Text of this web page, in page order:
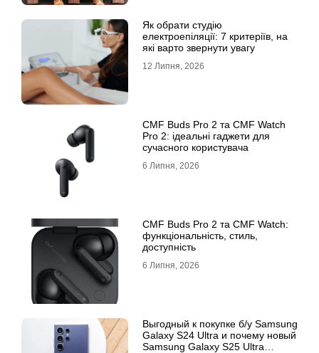
Як обрати студію
електроепіляції: 7 критеріїв, на
які варто звернути увагу
12 Липня, 2026
CMF Buds Pro 2 та CMF Watch
Pro 2: ідеальні гаджети для
сучасного користувача
6 Липня, 2026
CMF Buds Pro 2 та CMF Watch:
функціональність, стиль,
доступність
6 Липня, 2026
Выгодный к покупке б/у Samsung
Galaxy S24 Ultra и почему новый
Samsung Galaxy S25 Ultra